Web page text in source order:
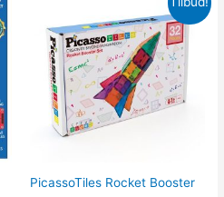
PicassoTiles Rocket Booster